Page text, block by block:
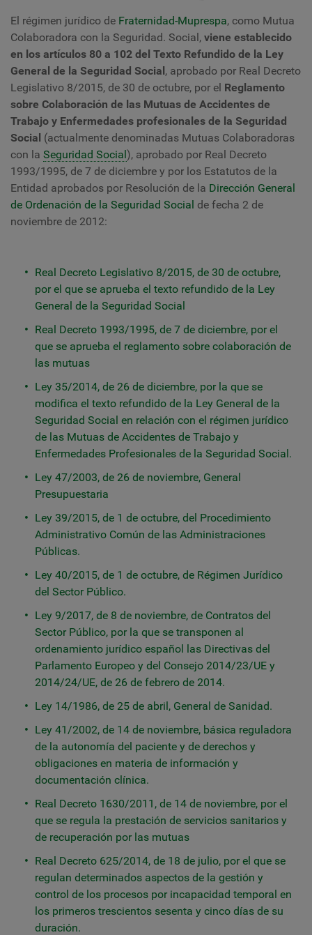
El régimen jurídico de Fraternidad-Muprespa, como Mutua
Colaboradora con la Seguridad. Social, viene establecido
en los artículos 80 a 102 del Texto Refundido de la Ley
General de la Seguridad Social, aprobado por Real Decreto
Legislativo 8/2015, de 30 de octubre, por el Reglamento
sobre Colaboración de las Mutuas de Accidentes de
Trabajo y Enfermedades profesionales de la Seguridad
Social (actualmente denominadas Mutuas Colaboradoras
con la Seguridad Social), aprobado por Real Decreto
1993/1995, de 7 de diciembre y por los Estatutos de la
Entidad aprobados por Resolución de la Dirección General
de Ordenación de la Seguridad Social de fecha 2 de
noviembre de 2012:
Real Decreto Legislativo 8/2015, de 30 de octubre,
por el que se aprueba el texto refundido de la Ley
General de la Seguridad Social
Real Decreto 1993/1995, de 7 de diciembre, por el
que se aprueba el reglamento sobre colaboración de
las mutuas
Ley 35/2014, de 26 de diciembre, por la que se
modifica el texto refundido de la Ley General de la
Seguridad Social en relación con el régimen jurídico
de las Mutuas de Accidentes de Trabajo y
Enfermedades Profesionales de la Seguridad Social.
Ley 47/2003, de 26 de noviembre, General
Presupuestaria
Ley 39/2015, de 1 de octubre, del Procedimiento
Administrativo Común de las Administraciones
Públicas.
Ley 40/2015, de 1 de octubre, de Régimen Jurídico
del Sector Público.
Ley 9/2017, de 8 de noviembre, de Contratos del
Sector Público, por la que se transponen al
ordenamiento jurídico español las Directivas del
Parlamento Europeo y del Consejo 2014/23/UE y
2014/24/UE, de 26 de febrero de 2014.
Ley 14/1986, de 25 de abril, General de Sanidad.
Ley 41/2002, de 14 de noviembre, básica reguladora
de la autonomía del paciente y de derechos y
obligaciones en materia de información y
documentación clínica.
Real Decreto 1630/2011, de 14 de noviembre, por el
que se regula la prestación de servicios sanitarios y
de recuperación por las mutuas
Real Decreto 625/2014, de 18 de julio, por el que se
regulan determinados aspectos de la gestión y
control de los procesos por incapacidad temporal en
los primeros trescientos sesenta y cinco días de su
duración.